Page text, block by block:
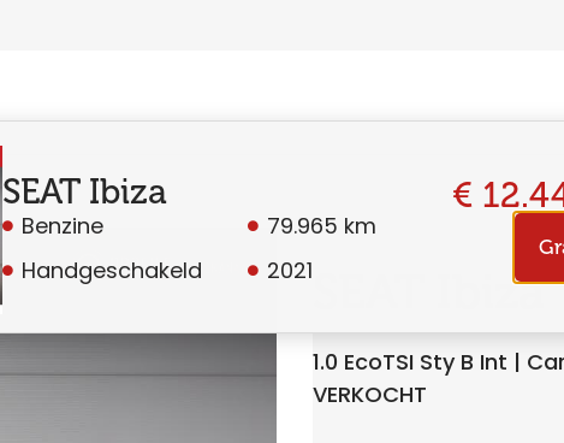
SEAT Ibiza
1.0 EcoTSI Sty B Int |
VERKOCHT
SEAT Ibiza
Benzine
Handgeschakeld
79.965 km
2021
€